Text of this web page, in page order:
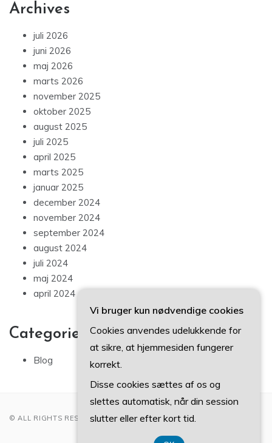
Archives
juli 2026
juni 2026
maj 2026
marts 2026
november 2025
oktober 2025
august 2025
juli 2025
april 2025
marts 2025
januar 2025
december 2024
november 2024
september 2024
august 2024
juli 2024
maj 2024
april 2024
Categories
Blog
© ALL RIGHTS RESERVED 2022
Vi bruger kun nødvendige cookies
Cookies anvendes udelukkende for
at sikre, at hjemmesiden fungerer
korrekt.
Disse cookies sættes af os og
slettes automatisk, når din session
slutter eller efter kort tid.